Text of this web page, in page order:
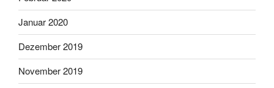
Januar 2020
Dezember 2019
November 2019